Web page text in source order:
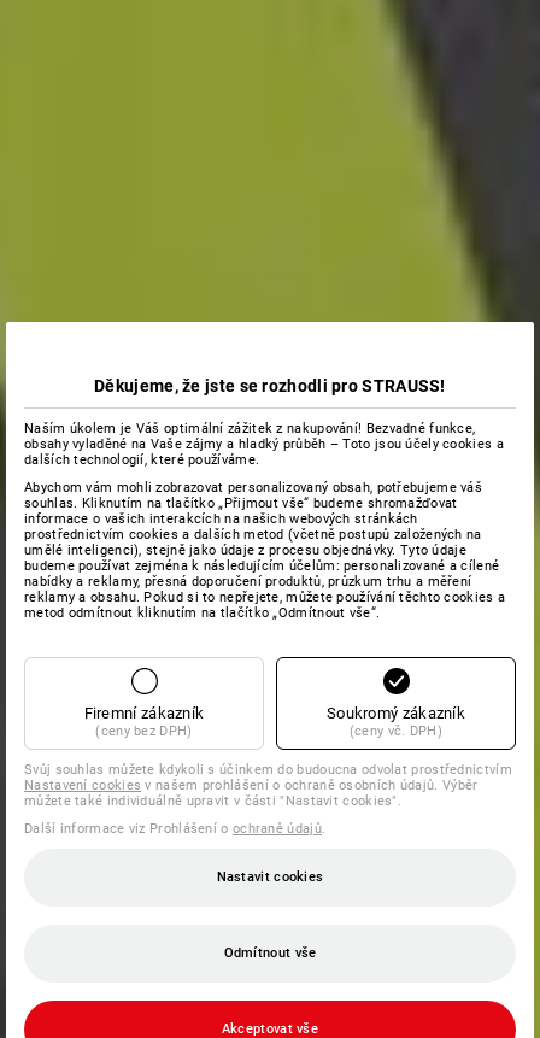
Děkujeme, že jste se rozhodli pro STRAUSS!
Naším úkolem je Váš optimální zážitek z nakupování! Bezvadné funkce,
obsahy vyladěné na Vaše zájmy a hladký průběh – Toto jsou účely cookies a
dalších technologií, které používáme.
Abychom vám mohli zobrazovat personalizovaný obsah, potřebujeme váš
souhlas. Kliknutím na tlačítko „Přijmout vše“ budeme shromažďovat
informace o vašich interakcích na našich webových stránkách
prostřednictvím cookies a dalších metod (včetně postupů založených na
umělé inteligenci), stejně jako údaje z procesu objednávky. Tyto údaje
budeme používat zejména k následujícím účelům: personalizované a cílené
nabídky a reklamy, přesná doporučení produktů, průzkum trhu a měření
reklamy a obsahu. Pokud si to nepřejete, můžete používání těchto cookies a
metod odmítnout kliknutím na tlačítko „Odmítnout vše“.
Firemní zákazník
(ceny bez DPH)
Soukromý zákazník
(ceny vč. DPH)
Svůj souhlas můžete kdykoli s účinkem do budoucna odvolat prostřednictvím
Nastavení cookies v našem prohlášení o ochraně osobních údajů. Výběr
můžete také individuálně upravit v části "Nastavit cookies".
Další informace viz Prohlášení o ochraně údajů.
Nastavit cookies
Odmítnout vše
Akceptovat vše